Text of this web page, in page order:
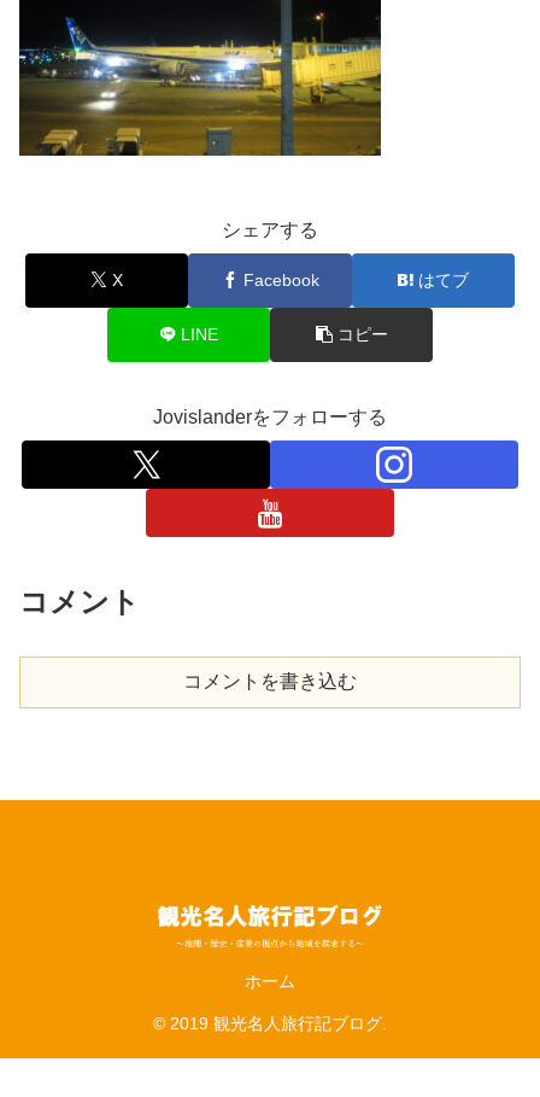
シェアする
X Facebook はてブ
LINE コピー
Jovislanderをフォローする
コメント
コメントを書き込む
ホーム
© 2019 観光名人旅行記ブログ.